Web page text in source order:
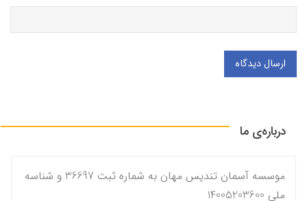
ارسال دیدگاه
درباره‌ی ما
موسسه آسمان تندیس مهان به شماره ثبت 36697 و شناسه
ملی 14005203600